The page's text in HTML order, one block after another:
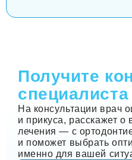
Получите
специалиста
На консультации врач
и прикуса, расскажет
лечения — с
и поможет выбрать
именно для вашей